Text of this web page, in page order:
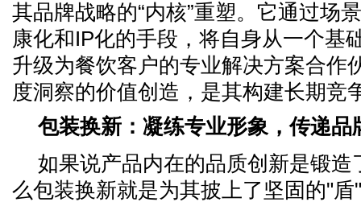
其品牌战略的“内核”重塑。它通过场
康化和IP化的手段，将自身从一个基
升级为餐饮客户的专业解决方案合作
度洞察的价值创造，是其构建长期竞
包装换新：凝练专业形象，传递品
如果说产品内在的品质创新是锻造
么包装换新就是为其披上了坚固的"